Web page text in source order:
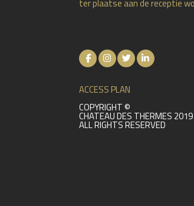
ter plaatse aan de receptie
ACCESS PLAN
COPYRIGHT ©
CHATEAU DES THERMES 2019
ALL RIGHTS RESERVED